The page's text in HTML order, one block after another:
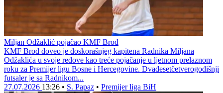
Miljan Odžaklić pojačao KMF Brod
KMF Brod doveo je doskorašnjeg kapitena Radnika Miljana
Odžaklića u svoje redove kao treće pojačanje u ljetnom prelaznom
roku za Premijer ligu Bosne i Hercegovine. Dvadesetčetverogodišnji
futsaler je sa Radnikom...
27.07.2026 13:26 • S. Papaz • Premijer liga BiH